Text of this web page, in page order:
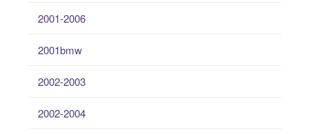
2001-2006
2001bmw
2002-2003
2002-2004